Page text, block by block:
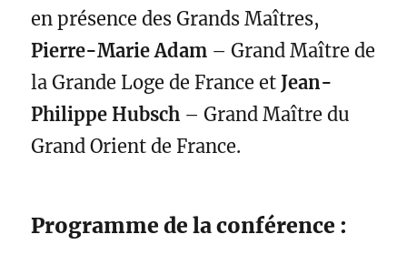
en présence des Grands Maîtres,
Pierre-Marie Adam – Grand Maître de
la Grande Loge de France etJean-
Philippe Hubsch – Grand Maître du
Grand Orient de France.
Programme de la conférence :